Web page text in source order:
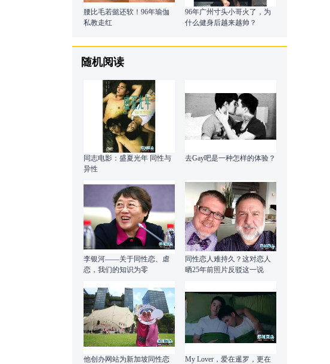
腰比毛若懿还软！96年瑜伽
私教走红
96年广州寸头小哥火了，为
什么健身后越来越帅？
随机阅读
同志电影：盛夏光年 同性与
异性
去Gay吧是一种怎样的体验？
李银河——关于同性恋、虐
恋，我们的知识为零
同性恋人难持久？这对恋人
晒25年前照片反驳这一说
他创办网站为新加坡同性恋
My Lover，爱在暹罗，更在